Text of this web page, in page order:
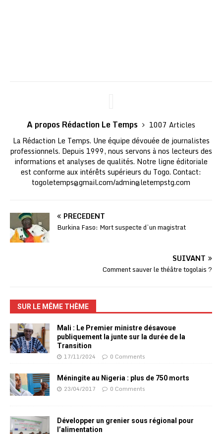
A propos Rédaction Le Temps
1007 Articles
La Rédaction Le Temps. Une équipe dévouée de journalistes
professionnels. Depuis 1999, nous servons à nos lecteurs des
informations et analyses de qualités. Notre ligne éditoriale
est conforme aux intérêts supérieurs du Togo. Contact:
togoletemps@gmail.com/admin@letempstg.com
PRÉCÉDENT
Burkina Faso: Mort suspecte d’un magistrat
SUIVANT
Comment sauver le théâtre togolais ?
SUR LE MÊME THÈME
Mali : Le Premier ministre désavoue
publiquement la junte sur la durée de la
Transition
17/11/2024 0 Comments
Méningite au Nigeria : plus de 750 morts
23/04/2017 0 Comments
Développer un grenier sous régional pour
l’alimentation